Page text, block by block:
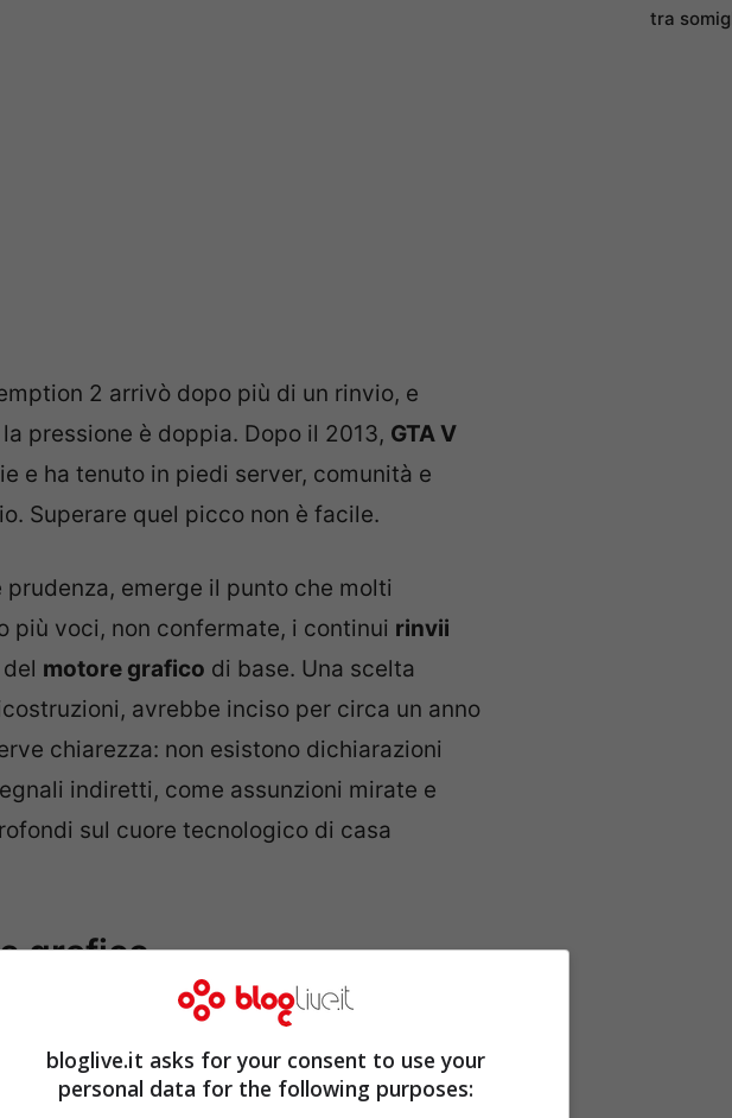
2 arrivò dopo più di un rinvio, e
pressione è doppia. Dopo il 2013, GTA V
e ha tenuto in piedi server, comunità e
Superare quel picco non è facile.
emerge il punto che molti
più voci, non confermate, i continui rinvii
del motore grafico di base. Una scelta
avrebbe inciso per circa un anno
chiarezza: non esistono dichiarazioni
indiretti, come assunzioni mirate e
sul cuore tecnologico di casa
grafico
un videogioco. Decide come si accende
città respira quando acceleri all’alba.
del mondo aperto. In unopen world
tra
bloglive.it asks for your consent to use your
personal data for the following purposes: